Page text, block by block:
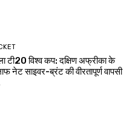
टी20 विश्व कप: दक्षिण अफ्रीका के
नेट साइवर-ब्रंट की वीरतापूर्ण वापसी